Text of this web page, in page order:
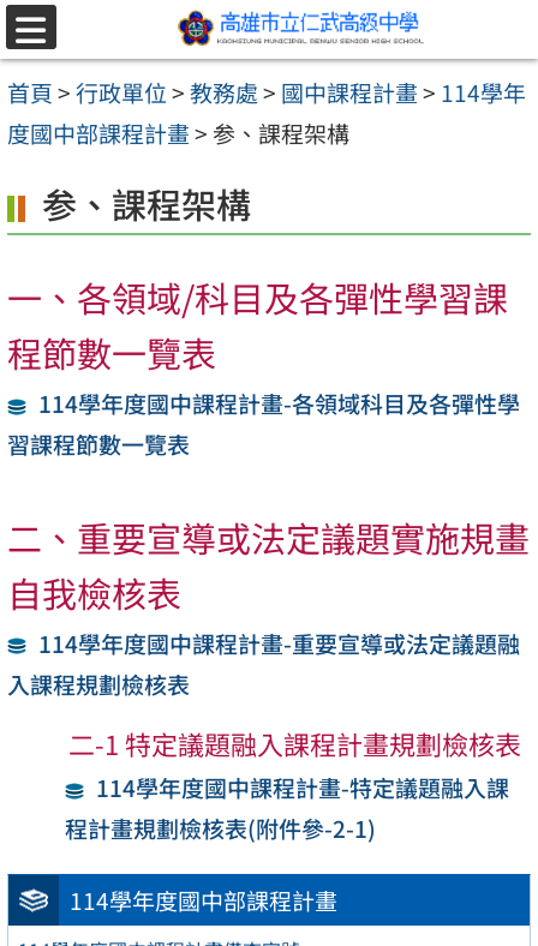
跳至主要內容區
選
單
首頁>行政單位>教務處> 國中課程計畫> 114學年
度國中部課程計畫> 参、課程架構
114學年度國中部課程計畫
参、課程架構
一、各領域/科目及各彈性學習課
程節數一覽表
114學年度國中課程計畫-各領域科目及各彈性學
習課程節數一覽表
二、重要宣導或法定議題實施規畫
自我檢核表
114學年度國中課程計畫-重要宣導或法定議題融
入課程規劃檢核表
二-1 特定議題融入課程計畫規劃檢核表
114學年度國中課程計畫-特定議題融入課
程計畫規劃檢核表(附件參-2-1)